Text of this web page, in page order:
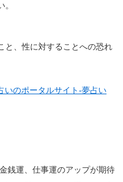
と、性に対することへの恐れ
いのポータルサイト-夢占い
銭運、仕事運のアップが期待